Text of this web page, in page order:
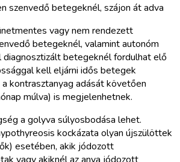
szenvedő betegeknél, szájon át adva
vagy nem rendezett
betegeknél, valamint autonóm
diagnosztizált betegeknél fordulhat elő
kell eljárni idős betegek
kontrasztanyag adását követően
múlva) is megjelenhetnek.
a golyva súlyosbodása lehet.
kockázata olyan újszülöttek
esetében, akik jódozott
vagy akiknél az anya jódozott